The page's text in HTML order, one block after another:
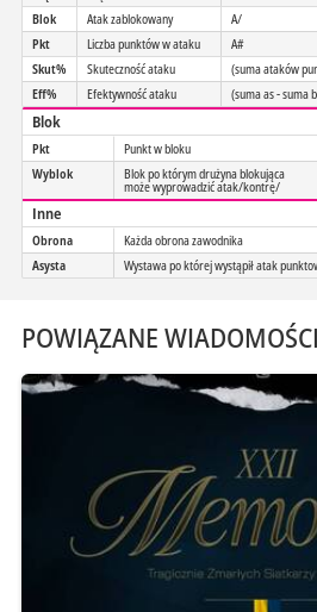
Blok
Atak zablokowany
A/
Pkt
Liczba punktów w ataku
A#
Skut%
Skuteczność ataku
(suma ataków
Eff%
Efektywność ataku (suma as - suma
Blok
Pkt Punkt w bloku
Wyblok
Blok po którym drużyna blokująca
może wyprowadzić atak/kontrę/
Inne
Obrona
Każda obrona zawodnika
Asysta
Wystawa po której wystąpił atak
POWIĄZANE WIADOMOŚCI